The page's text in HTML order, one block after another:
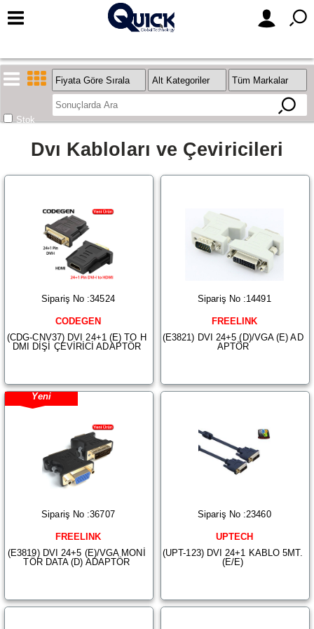
Stok
Dvı Kabloları ve Çeviricileri
Sipariş No :34524
CODEGEN
(CDG-CNV37) DVI 24+1 (E) TO H
DMI DİŞİ ÇEVİRİCİ ADAPTÖR
Sipariş No :14491
FREELINK
(E3821) DVI 24+5 (D)/VGA (E) AD
APTÖR
Yeni
Sipariş No :36707
FREELINK
(E3819) DVI 24+5 (E)/VGA MONİ
TÖR DATA (D) ADAPTÖR
Sipariş No :23460
UPTECH
(UPT-123) DVI 24+1 KABLO 5MT.
(E/E)